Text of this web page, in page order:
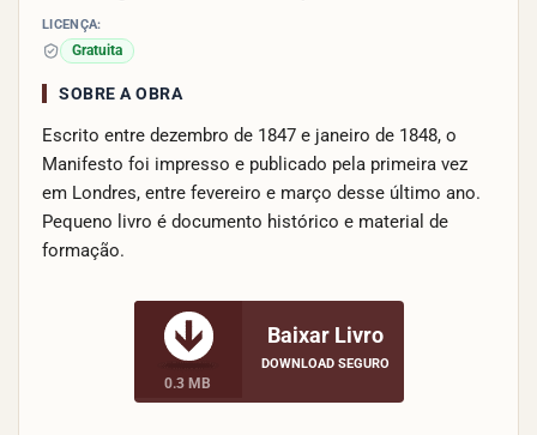
LICENÇA:
Gratuita
SOBRE A OBRA
Escrito entre dezembro de 1847 e janeiro de 1848, o
Manifesto foi impresso e publicado pela primeira vez
em Londres, entre fevereiro e março desse último ano.
Pequeno livro é documento histórico e material de
formação.
0.3 MB
Baixar Livro
DOWNLOAD SEGURO